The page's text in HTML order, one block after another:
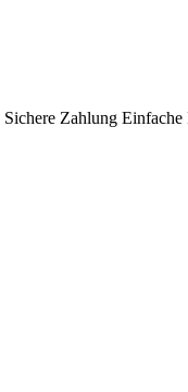
Sichere Zahlung Einfache